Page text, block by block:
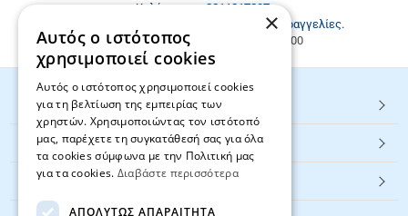
Καλέστε μας2811217297.
Εξυπηρέτηση πελατών & τηλεφωνικές παραγγελίες.
Δευ. - Παρ. 9:00-17:00, Σάβ. 9:00-15:00
HOT ΚΑΤΗΓΟΡΙΕΣ
ΕΞΥΠΗΡΕΤΗΣΗ ΠΕΛΑΤΩΝ
Textbook.gr
×
Αυτός ο ιστότοπος
χρησιμοποιεί cookies
Αυτός ο ιστότοπος χρησιμοποιεί cookies
για τη βελτίωση της εμπειρίας των
χρηστών. Χρησιμοποιώντας τον ιστότοπό
μας, παρέχετε τη συγκατάθεσή σας για όλα
τα cookies σύμφωνα με την Πολιτική μας
για τα cookies. Διαβάστε περισσότερα
ΑΠΟΛΎΤΩΣ ΑΠΑΡΑΊΤΗΤΑ